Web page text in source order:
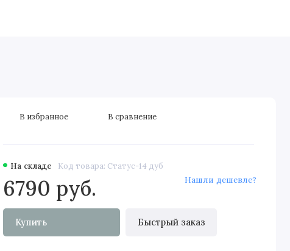
На складе Код товара: Статус-14 дуб
6790 руб.
Купить Быстрый заказ
Нашли дешевле?
В избранное В сравнение